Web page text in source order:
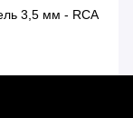
3,5 мм - RCA